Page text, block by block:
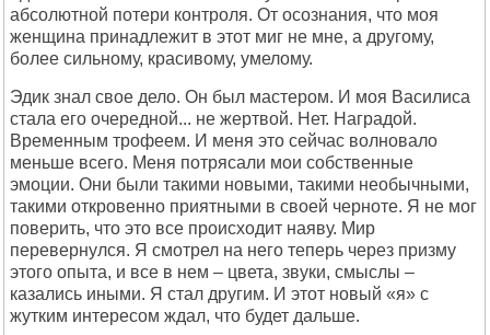
абсолютной потери контроля. От осознания, что моя
женщина принадлежит в этот миг не мне, а другому,
более сильному, красивому, умелому.
Эдик знал свое дело. Он был мастером. И моя Василиса
стала его очередной... не жертвой. Нет. Наградой.
Временным трофеем. И меня это сейчас волновало
меньше всего. Меня потрясали мои собственные
эмоции. Они были такими новыми, такими необычными,
такими откровенно приятными в своей черноте. Я не мог
поверить, что это все происходит наяву. Мир
перевернулся. Я смотрел на него теперь через призму
этого опыта, и все в нем – цвета, звуки, смыслы –
казались иными. Я стал другим. И этот новый «я» с
жутким интересом ждал, что будет дальше.